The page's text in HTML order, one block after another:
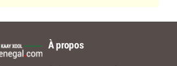
À propos